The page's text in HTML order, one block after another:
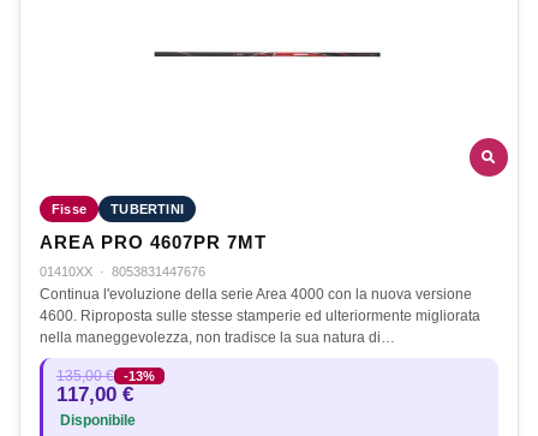
Fisse TUBERTINI
AREA PRO 4607PR 7MT
01410XX · 8053831447676
Continua l'evoluzione della serie Area 4000 con la nuova versione
4600. Riproposta sulle stesse stamperie ed ulteriormente migliorata
nella maneggevolezza, non tradisce la sua natura di…
135,00 € -13%
117,00 €
Disponibile